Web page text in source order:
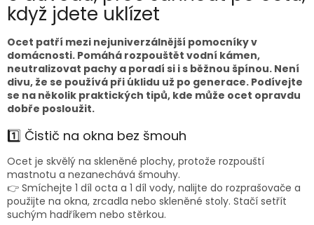
když jdete uklízet
Ocet patří mezi nejuniverzálnější pomocníky v
domácnosti. Pomáhá rozpouštět vodní kámen,
neutralizovat pachy a poradí si i s běžnou špínou. Není
divu, že se používá při úklidu už po generace. Podívejte
se na několik praktických tipů, kde může ocet opravdu
dobře posloužit.
1️⃣ Čistič na okna bez šmouh
Ocet je skvělý na skleněné plochy, protože rozpouští
mastnotu a nezanechává šmouhy.
👉 Smíchejte 1 díl octa a 1 díl vody, nalijte do rozprašovače a
použijte na okna, zrcadla nebo skleněné stoly. Stačí setřít
suchým hadříkem nebo stěrkou.